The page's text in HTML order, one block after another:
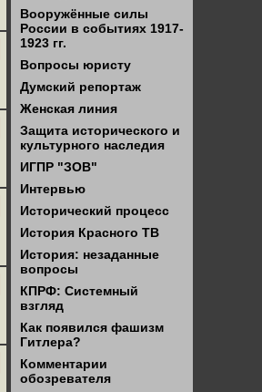
Вооружённые силы
России в событиях 1917-
1923 гг.
Вопросы юристу
Думский репортаж
Женская линия
Защита исторического и
культурного наследия
ИГПР "ЗОВ"
Интервью
Исторический процесс
История Красного ТВ
История: незаданные
вопросы
КПРФ: Системный
взгляд
Как появился фашизм
Гитлера?
Комментарии
обозревателя